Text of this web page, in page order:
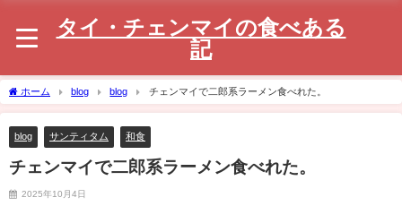
タイ・チェンマイの食べある
記
ホーム blog blog チェンマイで二郎系ラーメン食べれた。
blog サンティタム 和食
チェンマイで二郎系ラーメン食べれた。
2025年10月4日